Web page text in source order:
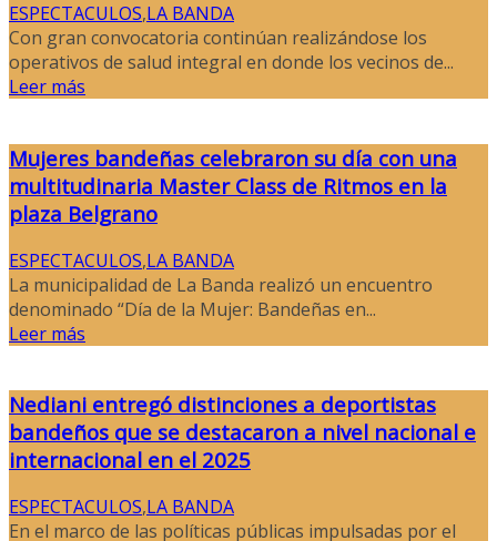
ESPECTACULOS,LA BANDA
Con gran convocatoria continúan realizándose los
operativos de salud integral en donde los vecinos de...
Leer más
Mujeres bandeñas celebraron su día con una
multitudinaria Master Class de Ritmos en la
plaza Belgrano
ESPECTACULOS,LA BANDA
La municipalidad de La Banda realizó un encuentro
denominado “Día de la Mujer: Bandeñas en...
Leer más
Nediani entregó distinciones a deportistas
bandeños que se destacaron a nivel nacional e
internacional en el 2025
ESPECTACULOS,LA BANDA
En el marco de las políticas públicas impulsadas por el